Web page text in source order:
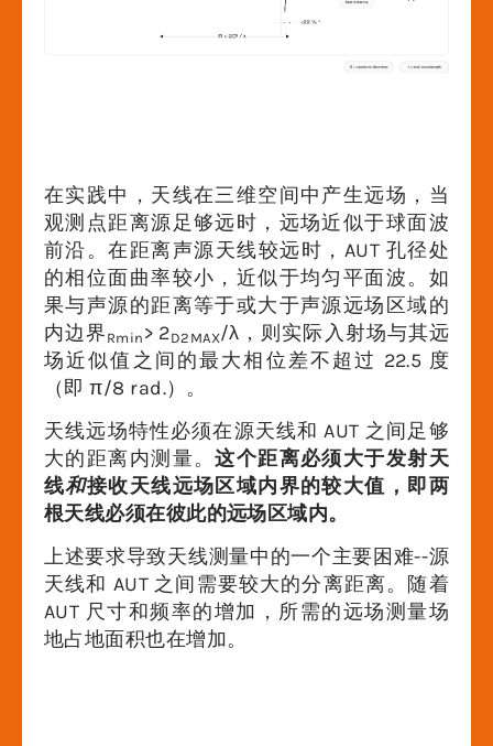
在实践中，天线在三维空间中产生远场，当
观测点距离源足够远时，远场近似于球面波
前沿。在距离声源天线较远时，AUT 孔径处
的相位面曲率较小，近似于均匀平面波。如
果与声源的距离等于或大于声源远场区域的
内边界 Rmin > 2D2MAX/λ，则实际入射场与其远
场近似值之间的最大相位差不超过 22.5 度
（即 π/8 rad.）。
天线远场特性必须在源天线和 AUT 之间足够
大的距离内测量。这个距离必须大于发射天
线和接收天线远场区域内界的较大值，即两
根天线必须在彼此的远场区域内。
上述要求导致天线测量中的一个主要困难--源
天线和 AUT 之间需要较大的分离距离。随着
AUT 尺寸和频率的增加，所需的远场测量场
地占地面积也在增加。